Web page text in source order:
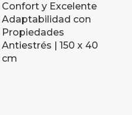
Confort y Excelente
Adaptabilidad con
Propiedades
Antiestrés | 150 x 40
cm